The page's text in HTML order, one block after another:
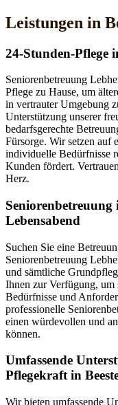
Leistungen in
24-Stunden-Pflege
Seniorenbetreuung
Pflege zu Hause, um
in vertrauter Umgebung
Unterstützung unserer
bedarfsgerechte
Fürsorge. Wir setzen auf
individuelle Bedürfnisse
Kunden fördert.
Herz.
Senioren­betreuung
Lebensabend
Suchen Sie eine
Seniorenbetreuung
und sämtliche
Ihnen zur Verfügung, um
Bedürfnisse und
professionelle
einen würdevollen und
können.
Umfassende
Pflegekraft in
Wir bieten umfassende